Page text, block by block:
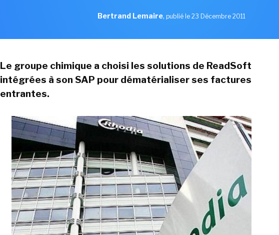
Bertrand Lemaire, publié le 23 Décembre 2011
Le groupe chimique a choisi les solutions de ReadSoft
intégrées à son SAP pour dématérialiser ses factures
entrantes.